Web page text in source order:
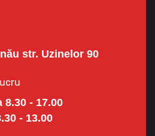
str. Uzinelor 90
8.30 - 17.00
- 13.00